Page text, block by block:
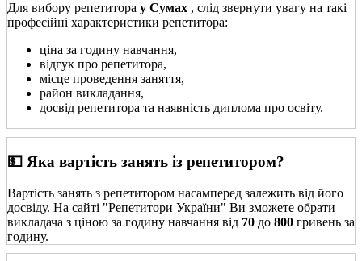
Для вибору репетитора у Сумах , слід звернути увагу на такі
професійні характеристики репетитора:
ціна за годину навчання,
відгук про репетитора,
місце проведення заняття,
район викладання,
досвід репетитора та наявність диплома про освіту.
💵 Яка вартість занять із репетитором?
Вартість занять з репетитором насамперед залежить від його
досвіду. На сайті "Репетитори України" Ви зможете обрати
викладача з ціною за годину навчання від 70 до 800 гривень за
годину.